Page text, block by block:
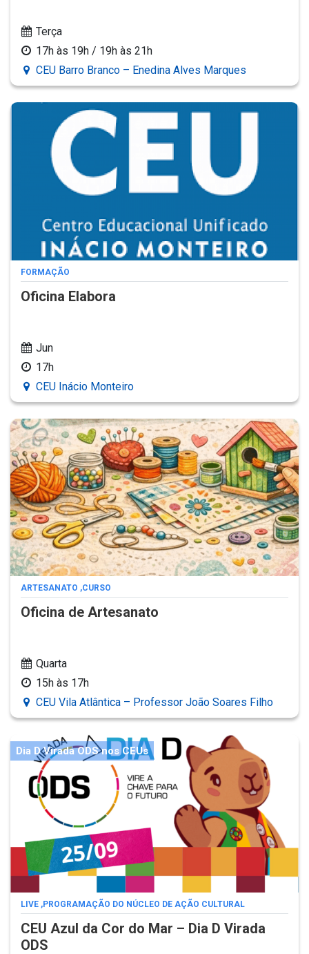
Terça
17h às 19h / 19h às 21h
CEU Barro Branco – Enedina Alves Marques
FORMAÇÃO
Oficina Elabora
Jun
17h
CEU Inácio Monteiro
ARTESANATO ,CURSO
Oficina de Artesanato
Quarta
15h às 17h
CEU Vila Atlântica – Professor João Soares Filho
Dia D Virada ODS nos CEUs
LIVE ,PROGRAMAÇÃO DO NÚCLEO DE AÇÃO CULTURAL
CEU Azul da Cor do Mar – Dia D Virada
ODS